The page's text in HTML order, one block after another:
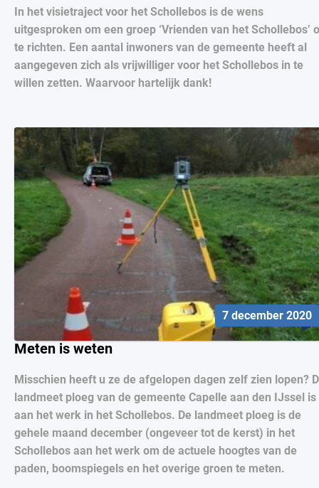
In het visietraject voor het Schollebos is de wens
uitgesproken om een groep ‘Vrienden van het Schollebos’
te richten. Een aantal inwoners van de gemeente heeft al
aangegeven zich als vrijwilliger voor het Schollebos in te
willen zetten. Waarvoor hartelijk dank!
7 december 2020
Meten is weten
Misschien heeft u ze de afgelopen dagen zelf zien lopen?
landmeet ploeg van de gemeente Capelle aan den IJssel is
aan het werk in het Schollebos. De landmeet ploeg is de
gehele maand december (ongeveer tot de kerst) in het
Schollebos aan het werk om de actuele hoogtes van de
paden, boomspiegels en het overige groen te meten.